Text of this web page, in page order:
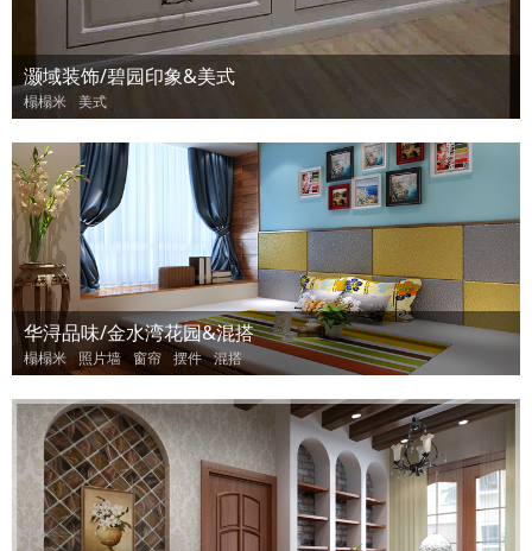
灏域装饰/碧园印象&美式
榻榻米 美式
华浔品味/金水湾花园&混搭
榻榻米 照片墙 窗帘 摆件 混搭